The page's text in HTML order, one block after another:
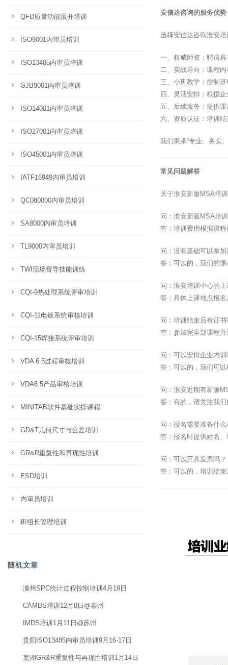
安信达咨询的服务优势
选择安信达咨询淮安
一、权威师资：聘请
二、实战导向：课程
三、小班教学：控制
四、灵活安排：根据
五、后续服务：提供
六、资质认证：培训
我们秉承”专业、务实
常见问题解答
关于淮安新版MSA培
问：淮安新版MSA培
答：培训费用根据课
问：没有基础可以参
答：可以的，我们的
问：淮安培训中心的
答：具体上课地点报
问：培训结束后有证书
答：参加完全部课程
问：可以安排企业内训
答：可以的，我们可
问：淮安近期有新版
答：有的，请关注我
问：报名需要准备什
答：报名时提供姓名
问：可以开具发票吗？
答：可以的，培训结
QFD质量功能展开培训
ISO9001内审员培训
ISO13485内审员培训
GJB9001内审员培训
ISO14001内审员培训
ISO27001内审员培训
ISO45001内审员培训
IATF16949内审员培训
QC080000内审员培训
SA8000内审员培训
TL9000内审员培训
TWI现场督导技能训练
CQI-9热处理系统评审培训
CQI-11电镀系统审核培训
CQI-15焊接系统评审培训
VDA 6.3过程审核培训
VDA6.5产品审核培训
MINITAB软件基础实操课程
GD&T几何尺寸与公差培训
GR&R重复性和再现性培训
ESD培训
内审员培训
班组长管理培训
随机文章
滁州SPC统计过程控制培训4月19日
CAMDS培训12月8日@泰州
IMDS培训1月11日@苏州
贵阳ISO13485内审员培训9月16-17日
芜湖GR&R重复性与再现性培训1月14日